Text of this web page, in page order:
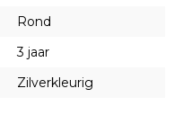
Rond
3 jaar
Zilverkleurig